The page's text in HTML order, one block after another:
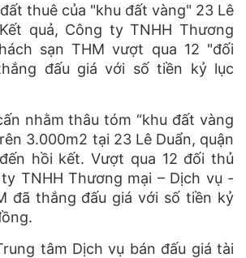
thuê của "khu đất vàng" 23 Lê
quả, Công ty TNHH Thương
sạn THM vượt qua 12 "đối
đấu giá với số tiền kỷ lục
nhằm thâu tóm “khu đất vàng
3.000m2 tại 23 Lê Duẩn, quận
hồi kết. Vượt qua 12 đối thủ
TNHH Thương mại – Dịch vụ -
đã thắng đấu giá với số tiền kỷ
tâm Dịch vụ bán đấu giá tài